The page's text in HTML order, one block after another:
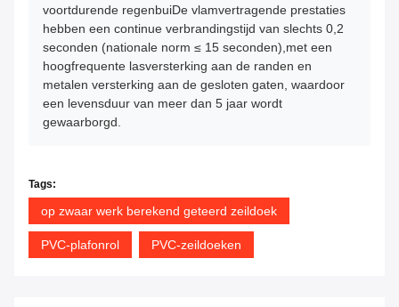
voortdurende regenbuiDe vlamvertragende prestaties
hebben een continue verbrandingstijd van slechts 0,2
seconden (nationale norm ≤ 15 seconden),met een
hoogfrequente lasversterking aan de randen en
metalen versterking aan de gesloten gaten, waardoor
een levensduur van meer dan 5 jaar wordt
gewaarborgd.
Tags:
op zwaar werk berekend geteerd zeildoek
PVC-plafonrol PVC-zeildoeken